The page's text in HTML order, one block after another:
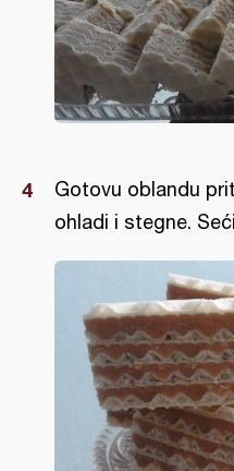
Gotovu oblandu
ohladi i stegne.